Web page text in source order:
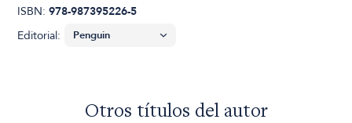
ISBN:978-987395226-5
Editorial:
Otros títulos del autor